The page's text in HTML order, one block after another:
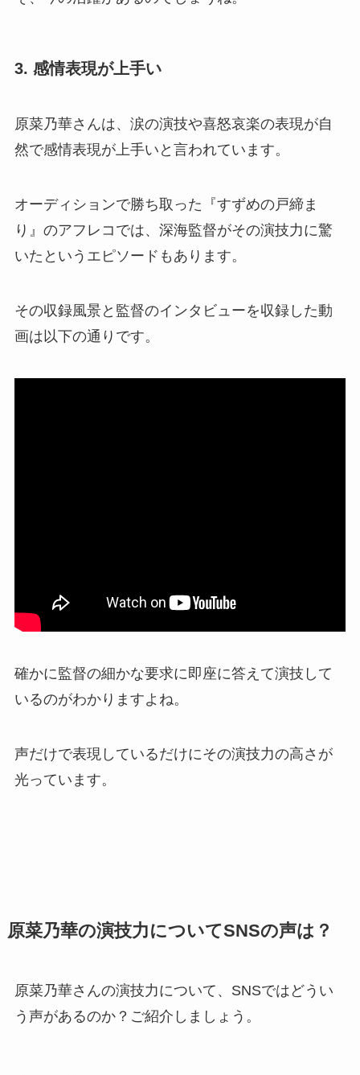
3. 感情表現が上手い
原菜乃華さんは、涙の演技や喜怒哀楽の表現が自
然で感情表現が上手いと言われています。
オーディションで勝ち取った『すずめの戸締ま
り』のアフレコでは、深海監督がその演技力に驚
いたというエピソードもあります。
その収録風景と監督のインタビューを収録した動
画は以下の通りです。
確かに監督の細かな要求に即座に答えて演技して
いるのがわかりますよね。
声だけで表現しているだけにその演技力の高さが
光っています。
原菜乃華の演技力についてSNSの声は？
原菜乃華さんの演技力について、SNSではどうい
う声があるのか？ご紹介しましょう。